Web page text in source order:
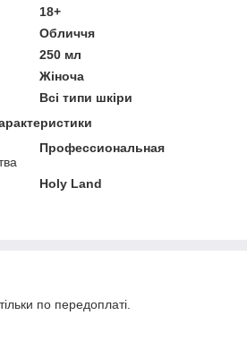
18+
Обличчя
250 мл
Жіноча
Всі типи шкіри
Профессиональная
Holy Land
по передоплаті.